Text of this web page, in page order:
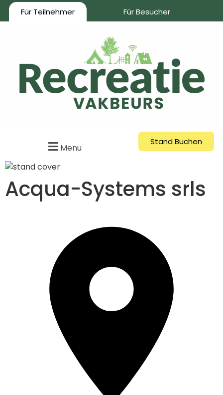
Für Teilnehmer Für Besucher
Menu
Stand Buchen
Acqua-Systems srls